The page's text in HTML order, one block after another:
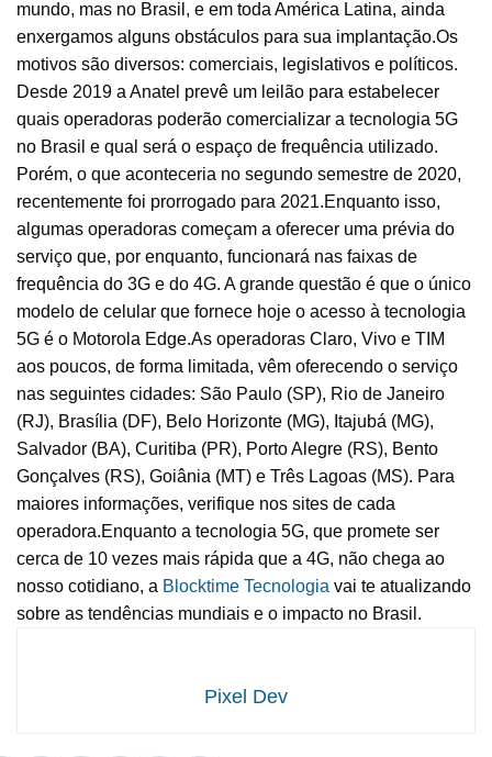
mundo, mas no Brasil, e em toda América Latina, ainda
enxergamos alguns obstáculos para sua implantação.Os
motivos são diversos: comerciais, legislativos e políticos.
Desde 2019 a Anatel prevê um leilão para estabelecer
quais operadoras poderão comercializar a tecnologia 5G
no Brasil e qual será o espaço de frequência utilizado.
Porém, o que aconteceria no segundo semestre de 2020,
recentemente foi prorrogado para 2021.Enquanto isso,
algumas operadoras começam a oferecer uma prévia do
serviço que, por enquanto, funcionará nas faixas de
frequência do 3G e do 4G. A grande questão é que o único
modelo de celular que fornece hoje o acesso à tecnologia
5G é o Motorola Edge.As operadoras Claro, Vivo e TIM
aos poucos, de forma limitada, vêm oferecendo o serviço
nas seguintes cidades: São Paulo (SP), Rio de Janeiro
(RJ), Brasília (DF), Belo Horizonte (MG), Itajubá (MG),
Salvador (BA), Curitiba (PR), Porto Alegre (RS), Bento
Gonçalves (RS), Goiânia (MT) e Três Lagoas (MS). Para
maiores informações, verifique nos sites de cada
operadora.Enquanto a tecnologia 5G, que promete ser
cerca de 10 vezes mais rápida que a 4G, não chega ao
nosso cotidiano, a Blocktime Tecnologia vai te atualizando
sobre as tendências mundiais e o impacto no Brasil.
Pixel Dev